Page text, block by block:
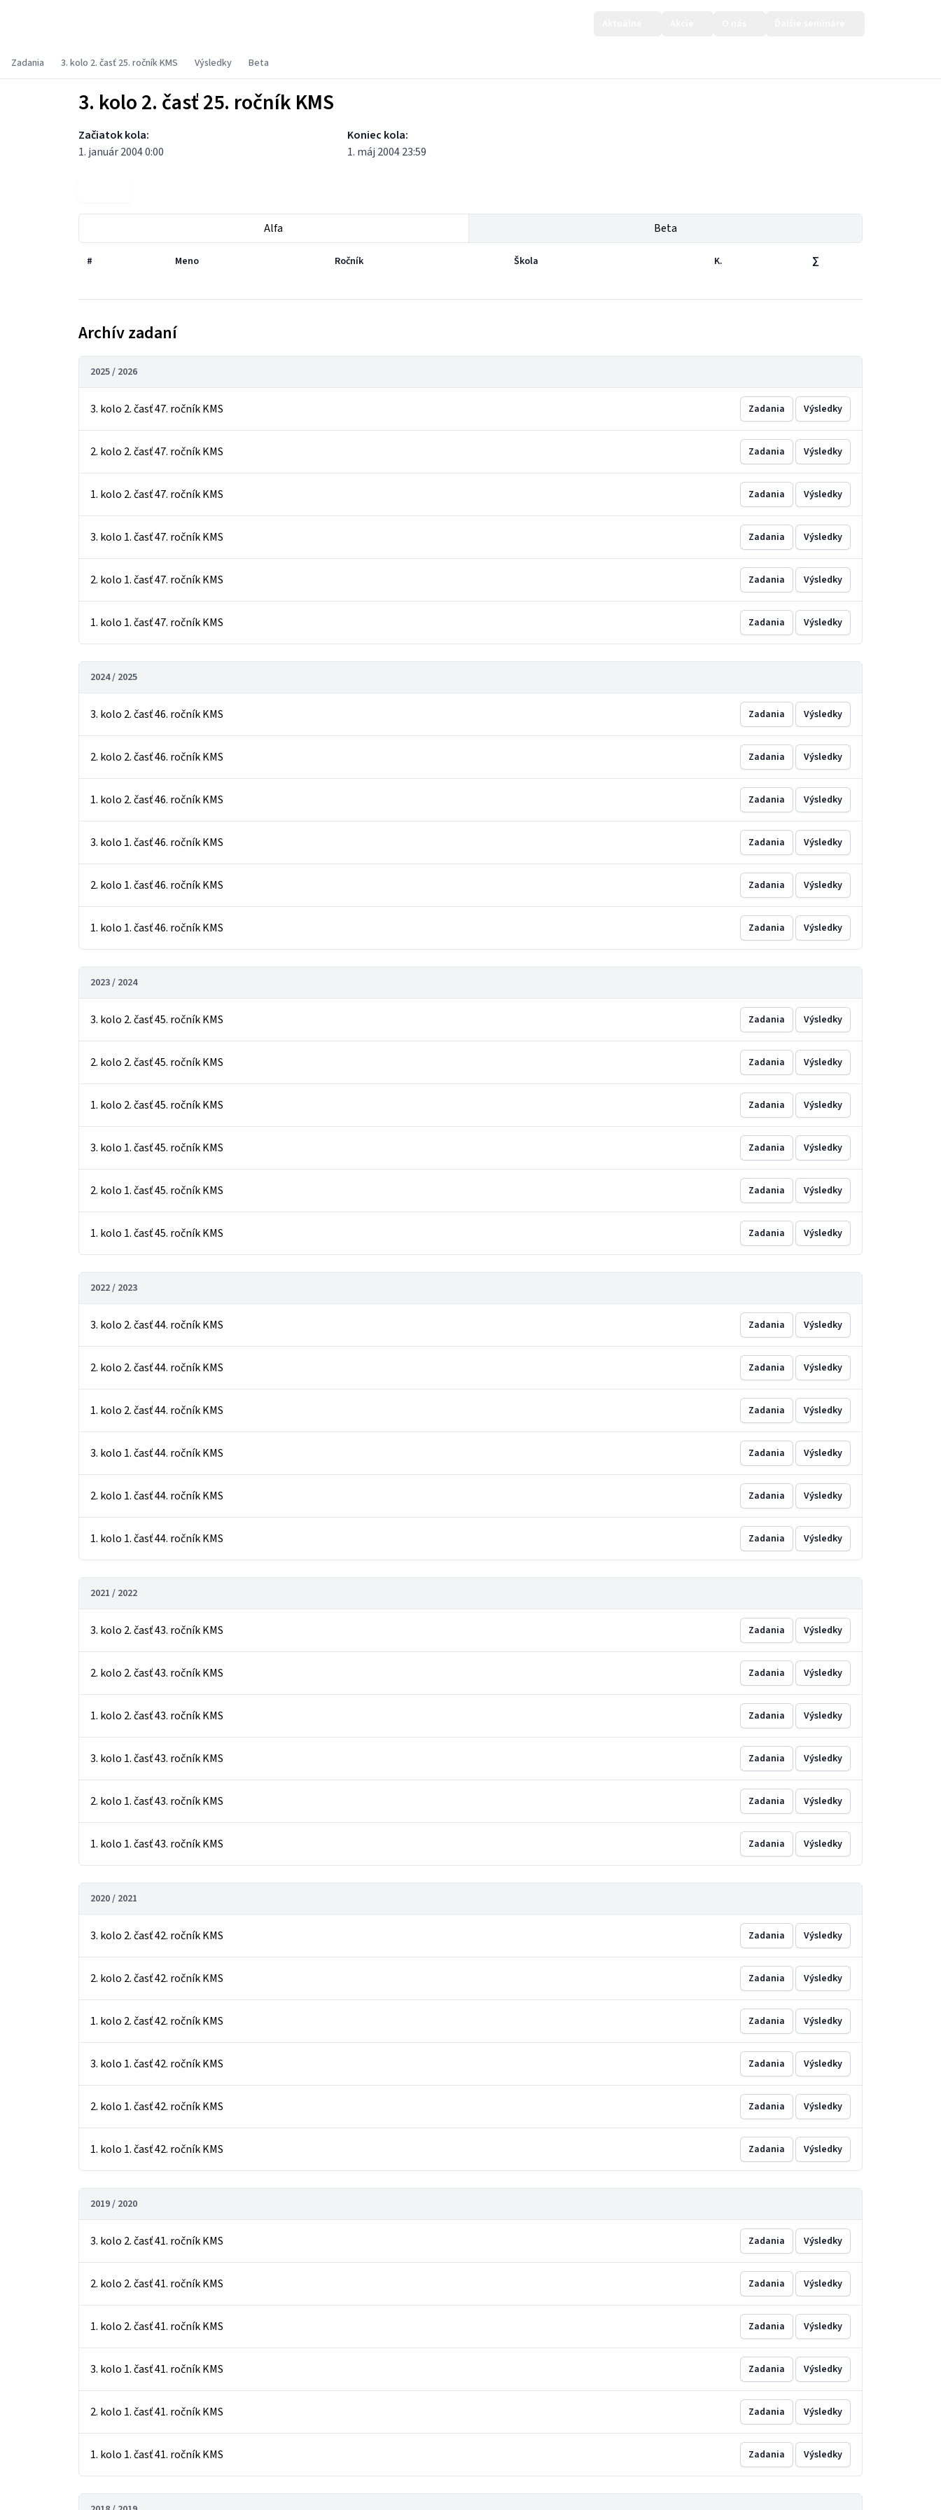
Zadania 3. kolo 2. časť 25. ročník KMS Výsledky Beta
3. kolo 2. časť 25. ročník KMS
Začiatok kola:
1. január 2004 0:00
Koniec kola:
1. máj 2004 23:59
Alfa Beta
# Meno Ročník Škola K. ∑
Archív zadaní
2025 / 2026
3. kolo 2. časť 47. ročník KMS Zadania Výsledky
2. kolo 2. časť 47. ročník KMS Zadania Výsledky
1. kolo 2. časť 47. ročník KMS Zadania Výsledky
3. kolo 1. časť 47. ročník KMS Zadania Výsledky
2. kolo 1. časť 47. ročník KMS Zadania Výsledky
1. kolo 1. časť 47. ročník KMS Zadania Výsledky
2024 / 2025
3. kolo 2. časť 46. ročník KMS Zadania Výsledky
2. kolo 2. časť 46. ročník KMS Zadania Výsledky
1. kolo 2. časť 46. ročník KMS Zadania Výsledky
3. kolo 1. časť 46. ročník KMS Zadania Výsledky
2. kolo 1. časť 46. ročník KMS Zadania Výsledky
1. kolo 1. časť 46. ročník KMS Zadania Výsledky
2023 / 2024
3. kolo 2. časť 45. ročník KMS Zadania Výsledky
2. kolo 2. časť 45. ročník KMS Zadania Výsledky
1. kolo 2. časť 45. ročník KMS Zadania Výsledky
3. kolo 1. časť 45. ročník KMS Zadania Výsledky
2. kolo 1. časť 45. ročník KMS Zadania Výsledky
1. kolo 1. časť 45. ročník KMS Zadania Výsledky
2022 / 2023
3. kolo 2. časť 44. ročník KMS Zadania Výsledky
2. kolo 2. časť 44. ročník KMS Zadania Výsledky
1. kolo 2. časť 44. ročník KMS Zadania Výsledky
3. kolo 1. časť 44. ročník KMS Zadania Výsledky
2. kolo 1. časť 44. ročník KMS Zadania Výsledky
1. kolo 1. časť 44. ročník KMS Zadania Výsledky
2021 / 2022
3. kolo 2. časť 43. ročník KMS Zadania Výsledky
2. kolo 2. časť 43. ročník KMS Zadania Výsledky
1. kolo 2. časť 43. ročník KMS Zadania Výsledky
3. kolo 1. časť 43. ročník KMS Zadania Výsledky
2. kolo 1. časť 43. ročník KMS Zadania Výsledky
1. kolo 1. časť 43. ročník KMS Zadania Výsledky
2020 / 2021
3. kolo 2. časť 42. ročník KMS Zadania Výsledky
2. kolo 2. časť 42. ročník KMS Zadania Výsledky
1. kolo 2. časť 42. ročník KMS Zadania Výsledky
3. kolo 1. časť 42. ročník KMS Zadania Výsledky
2. kolo 1. časť 42. ročník KMS Zadania Výsledky
1. kolo 1. časť 42. ročník KMS Zadania Výsledky
2019 / 2020
3. kolo 2. časť 41. ročník KMS Zadania Výsledky
2. kolo 2. časť 41. ročník KMS Zadania Výsledky
1. kolo 2. časť 41. ročník KMS Zadania Výsledky
3. kolo 1. časť 41. ročník KMS Zadania Výsledky
2. kolo 1. časť 41. ročník KMS Zadania Výsledky
1. kolo 1. časť 41. ročník KMS Zadania Výsledky